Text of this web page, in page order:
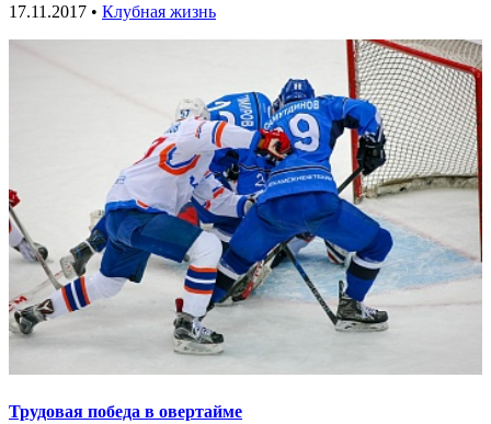
17.11.2017 • Клубная жизнь
Трудовая победа в овертайме